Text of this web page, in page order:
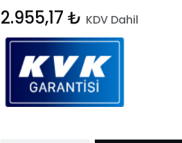
2.955,17 ₺ KDV Dahil